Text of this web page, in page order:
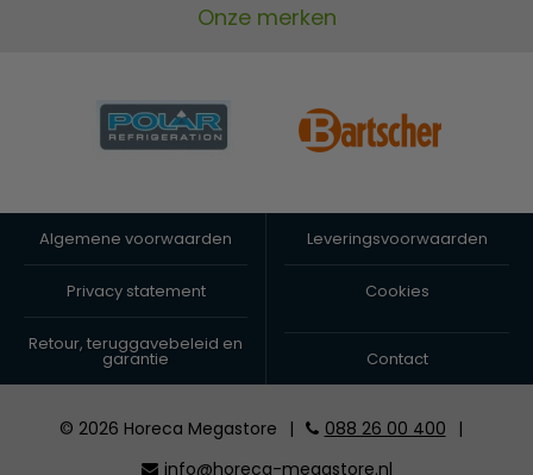
Onze merken
Algemene voorwaarden Leveringsvoorwaarden
Privacy statement Cookies
Retour, teruggavebeleid en
garantie Contact
© 2026 Horeca Megastore | 088 26 00 400
|
info@horeca-megastore.nl